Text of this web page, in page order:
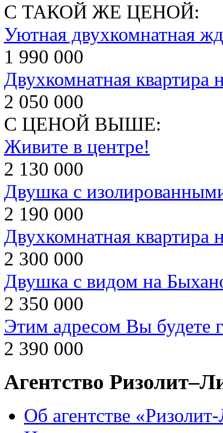
С ТАКОЙ ЖЕ ЦЕНОЙ:
Уютная двухкомнатная
1 990 000
Двухкомнатная
2 050 000
С ЦЕНОЙ ВЫШЕ:
Живите в центре!
2 130 000
Двушка с
2 190 000
Двухкомнатная квартира
2 300 000
Двушка с видом на
2 350 000
Этим адресом Вы будете
2 390 000
Агентство
Об агентстве